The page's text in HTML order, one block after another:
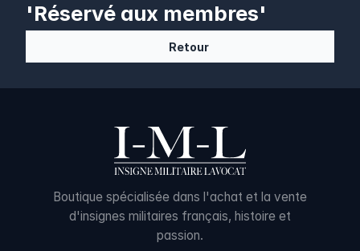
'Réservé aux membres'
Retour
Boutique spécialisée dans l'achat et la vente
d'insignes militaires français, histoire et
passion.